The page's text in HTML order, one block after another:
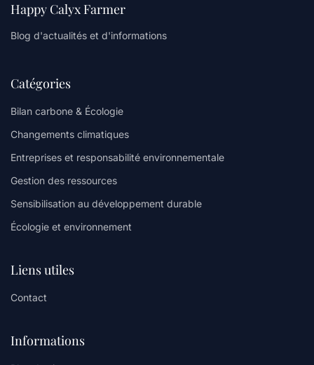
Happy Calyx Farmer
Blog d'actualités et d'informations
Catégories
Bilan carbone & Écologie
Changements climatiques
Entreprises et responsabilité environnementale
Gestion des ressources
Sensibilisation au développement durable
Écologie et environnement
Liens utiles
Contact
Informations